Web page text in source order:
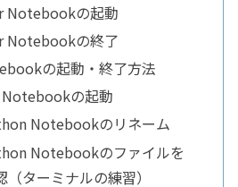
Notebookの起動
Notebookの終了
の起動・終了方法
の起動
Notebookのリネーム
Notebookのファイルを
（ターミナルの練習）